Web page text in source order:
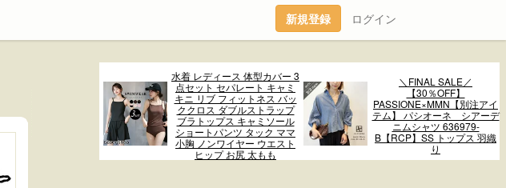
新規登録 ログイン
水着 レディース 体型カバー 3
点セット セパレート キャミ
キニ リブ フィットネス バッ
ククロス ダブルストラップ
ブラトップス キャミソール
ショートパンツ タック ママ
小胸 ノンワイヤー ウエスト
ヒップ お尻 太もも
＼FINAL SALE／
【30％OFF】
PASSIONE×MMN【別注アイ
テム】 パシオーネ シアーデ
ニムシャツ 636979-
B【RCP】SS トップス 羽織
り